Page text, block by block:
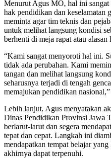
Menurut Agus MO, hal ini
hak pendidikan dan keselamatan
meminta agar tim teknis dan
untuk melihat langsung kondisi
berhenti di meja rapat atau alasan
“Kami sangat menyoroti hal ini.
tidak ada perubahan. Kami
tangan dan melihat langsung
seharusnya terjadi di tengah
memajukan pendidikan
Lebih lanjut, Agus menyatakan
Dinas Pendidikan Provinsi Jawa
berlarut-larut dan segera
tepat dan cepat. Langkah ini
mendapatkan tempat belajar
akhirnya dapat terpenuhi.